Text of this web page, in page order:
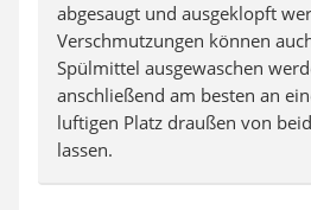
abgesaugt und ausgeklopft
Verschmutzungen können
Spülmittel ausgewaschen
anschließend am besten an
luftigen Platz draußen von
lassen.